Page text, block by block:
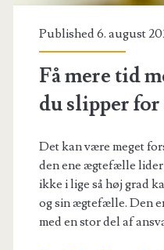
Published 6. august
Få mere tid
du slipper
Det kan være meget
den ene ægtefælle
ikke i lige så høj grad
og sin ægtefælle. Den
med en stor del af